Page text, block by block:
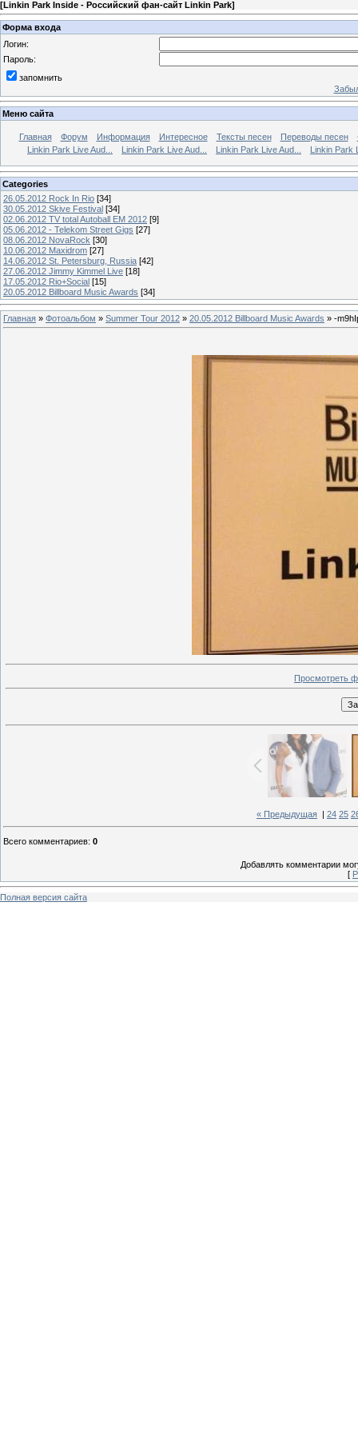
[Linkin Park Inside - Российский фан-сайт Linkin Park]
Форма входа
Логин:
Пароль:
запомнить
Меню сайта
Главная Форум Информация Интересное Тексты песен Переводы песен
Linkin Park Live Aud...
Linkin Park Live Aud... Linkin Park Live Aud... Linkin Park
Categories
26.05.2012 Rock In Rio [34]
30.05.2012 Skive Festival [34]
02.06.2012 TV total Autoball EM 2012 [9]
05.06.2012 - Telekom Street Gigs [27]
08.06.2012 NovaRock [30]
10.06.2012 Maxidrom [27]
14.06.2012 St. Petersburg, Russia [42]
27.06.2012 Jimmy Kimmel Live [18]
17.05.2012 Rio+Social [15]
20.05.2012 Billboard Music Awards [34]
Главная » Фотоальбом » Summer Tour 2012 » 20.05.2012 Billboard Music Awards » -
Просмотреть
« Предыдущая 24 25
Всего комментариев: 0
Добавлять комментарии
[
Полная версия сайта